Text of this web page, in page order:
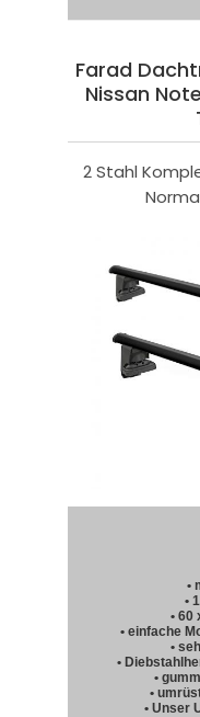
Farad
Nissan
2 Stahl
•
•
• 60
• einfache
•
•
•
•
• Unser